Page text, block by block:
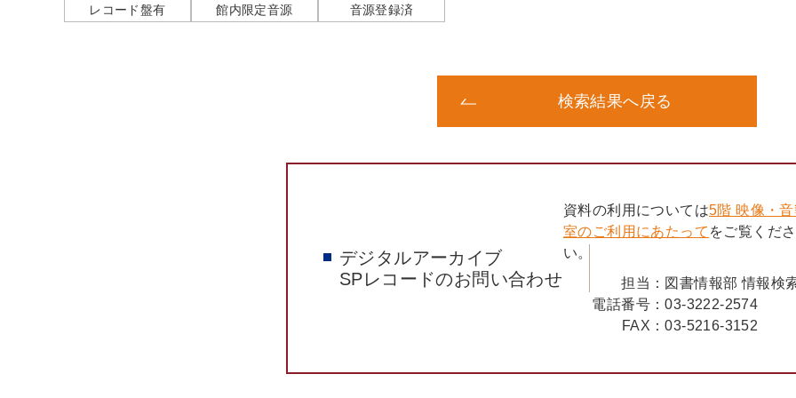
レコード盤有 館内限定音源 音源登録済
検索結果へ戻る
デジタルアーカイブ
SPレコードのお問い合わせ
資料の利用については5階 映像・
室のご利用にあたって をご覧くださ
い。
担当： 図書情報部 情報検
電話番号：03-3222-2574
FAX：03-5216-3152